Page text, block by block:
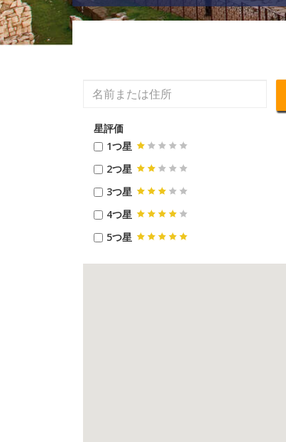
星評価
1つ星
2つ星
3つ星
4つ星
5つ星